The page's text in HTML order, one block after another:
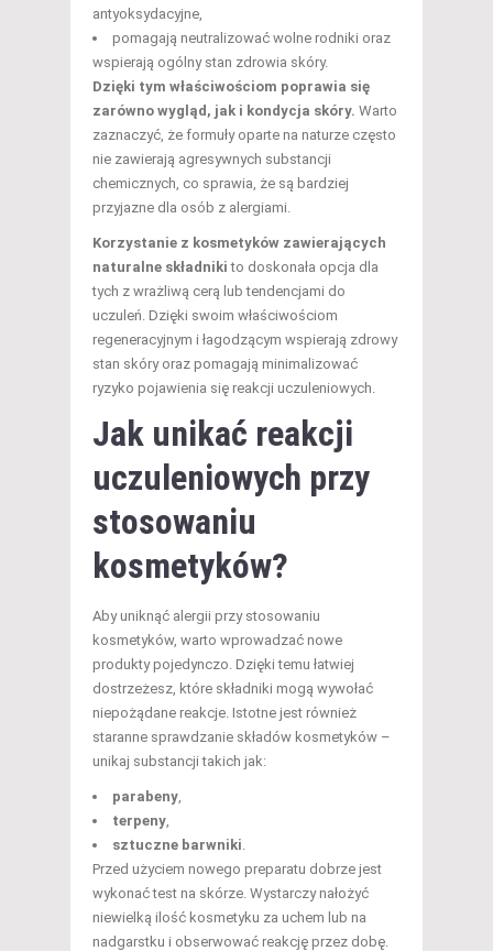
antyoksydacyjne,
pomagają neutralizować wolne rodniki oraz
wspierają ogólny stan zdrowia skóry.
Dzięki tym właściwościom poprawia się
zarówno wygląd, jak i kondycja skóry. Warto
zaznaczyć, że formuły oparte na naturze często
nie zawierają agresywnych substancji
chemicznych, co sprawia, że są bardziej
przyjazne dla osób z alergiami.
Korzystanie z kosmetyków zawierających
naturalne składniki to doskonała opcja dla
tych z wrażliwą cerą lub tendencjami do
uczuleń. Dzięki swoim właściwościom
regeneracyjnym i łagodzącym wspierają zdrowy
stan skóry oraz pomagają minimalizować
ryzyko pojawienia się reakcji uczuleniowych.
Jak unikać reakcji
uczuleniowych przy
stosowaniu
kosmetyków?
Aby uniknąć alergii przy stosowaniu
kosmetyków, warto wprowadzać nowe
produkty pojedynczo. Dzięki temu łatwiej
dostrzeżesz, które składniki mogą wywołać
niepożądane reakcje. Istotne jest również
staranne sprawdzanie składów kosmetyków –
unikaj substancji takich jak:
parabeny
terpeny
sztuczne barwniki
Przed użyciem nowego preparatu dobrze jest
wykonać test na skórze. Wystarczy nałożyć
niewielką ilość kosmetyku za uchem lub na
nadgarstku i obserwować reakcję przez dobę.